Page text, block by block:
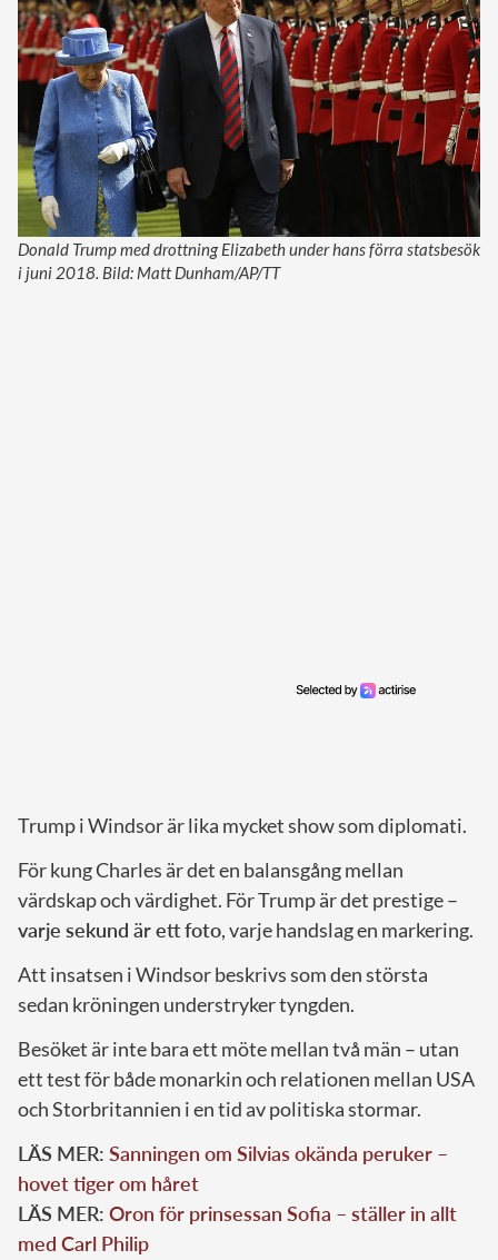
Donald Trump med drottning Elizabeth under hans förra statsbesök
i juni 2018. Bild: Matt Dunham/AP/TT
Trump i Windsor är lika mycket show som diplomati.
För kung Charles är det en balansgång mellan
värdskap och värdighet. För Trump är det prestige –
varje sekund är ett foto, varje handslag en markering.
Att insatsen i Windsor beskrivs som den största
sedan kröningen understryker tyngden.
Besöket är inte bara ett möte mellan två män – utan
ett test för både monarkin och relationen mellan USA
och Storbritannien i en tid av politiska stormar.
LÄS MER: Sanningen om Silvias okända peruker –
hovet tiger om håret
LÄS MER: Oron för prinsessan Sofia – ställer in allt
med Carl Philip